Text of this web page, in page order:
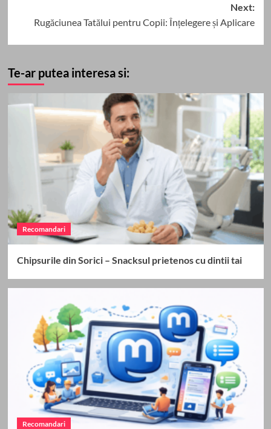
Next:
Rugăciunea Tatălui pentru Copii: Înțelegere și Aplicare
Te-ar putea interesa si:
Recomandari
Chipsurile din Sorici – Snacksul prietenos cu dintii tai
Recomandari